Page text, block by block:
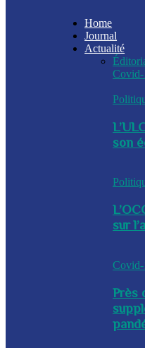
Home
Journal
Actualité
son
sur
Près